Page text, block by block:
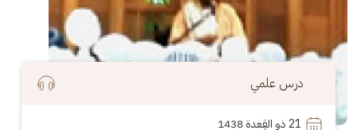
درس علمي
21